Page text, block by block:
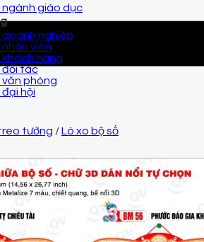
giáo dục
nghiệp
viên
hàng
đối tác
phòng
hội
tường /Lò xo bộ số